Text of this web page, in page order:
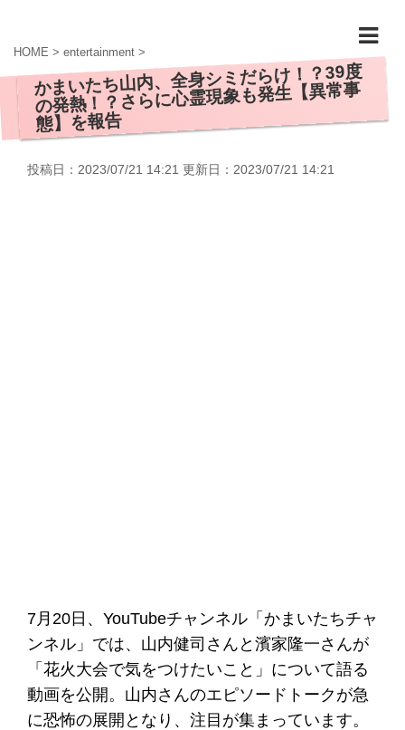
HOME > entertainment >
かまいたち山内、全身シミだらけ！？39度
の発熱！？さらに心霊現象も発生【異常事
態】を報告
投稿日：2023/07/21 14:21 更新日： 2023/07/21 14:21
7月20日、YouTubeチャンネル「かまいたちチャ
ンネル」では、山内健司さんと濱家隆一さんが
「花火大会で気をつけたいこと」について語る
動画を公開。山内さんのエピソードトークが急
に恐怖の展開となり、注目が集まっています。